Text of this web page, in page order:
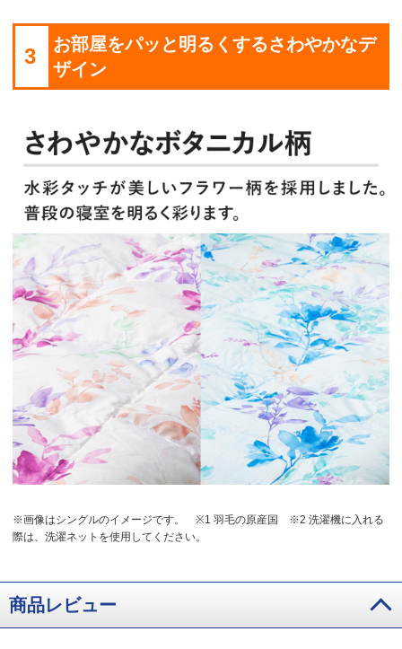
3
お部屋をパッと明るくするさわやかなデ
ザイン
※画像はシングルのイメージです。 ※1 羽毛の原産国
※2 洗濯機に入れる
際は、洗濯ネットを使用してください。
商品レビュー